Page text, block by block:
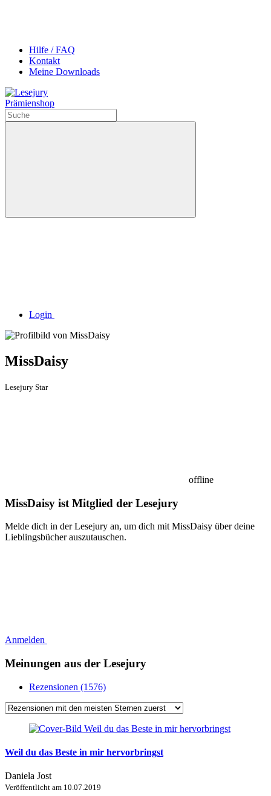
Hilfe / FAQ
Kontakt
Meine Downloads
Prämienshop
Login
MissDaisy
Lesejury Star
offline
MissDaisy ist Mitglied der Lesejury
Melde dich in der Lesejury an, um dich mit MissDaisy über deine
Lieblingsbücher auszutauschen.
Anmelden
Meinungen aus der Lesejury
Rezensionen (1576)
Weil du das Beste in mir hervorbringst
Daniela Jost
Veröffentlicht am 10.07.2019